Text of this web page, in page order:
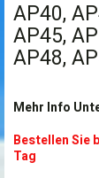
AP40,
AP45,
AP48,
Mehr Info
Bestellen Sie
Tag